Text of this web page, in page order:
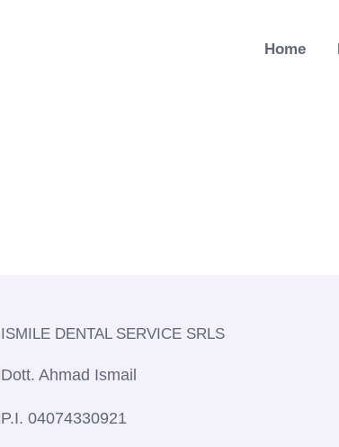
Home
ISMILE DENTAL SERVICE SRLS​
Dott. Ahmad Ismail
P.I. 04074330921